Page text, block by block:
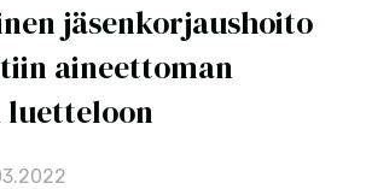
jäsenkorjaushoito
aineettoman